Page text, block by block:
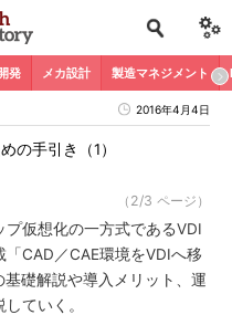
発 メカ設計 製造マネジメント
2016年4月4日
の手引き（1）
（2/3 ページ）
仮想化の一方式であるVDI
CAD／CAE環境をVDIへ移
礎解説や導入メリット、運
ていく。